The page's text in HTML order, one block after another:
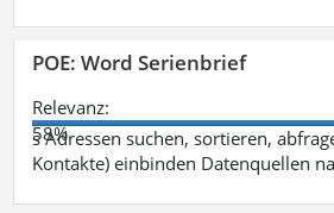
POE: Word Serienbrief
Relevanz:
58%
s Adressen suchen, sortieren,
Kontakte) einbinden Datenquellen